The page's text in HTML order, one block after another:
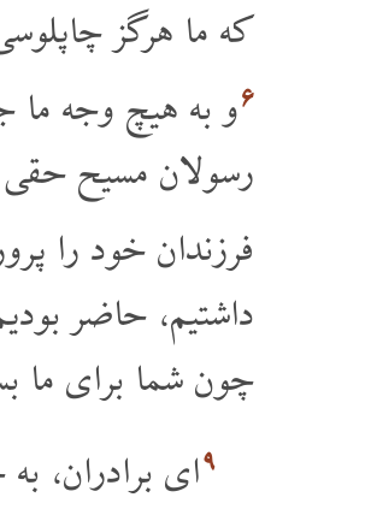
که ما هرگز
۶و به هیچ وجه ما
رسولان مسیح حقی
فرزندان خود را
داشتیم، حاضر
چون شما برای ما
۹ای برادران،